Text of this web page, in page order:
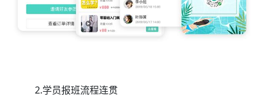
2.学员报班流程连贯